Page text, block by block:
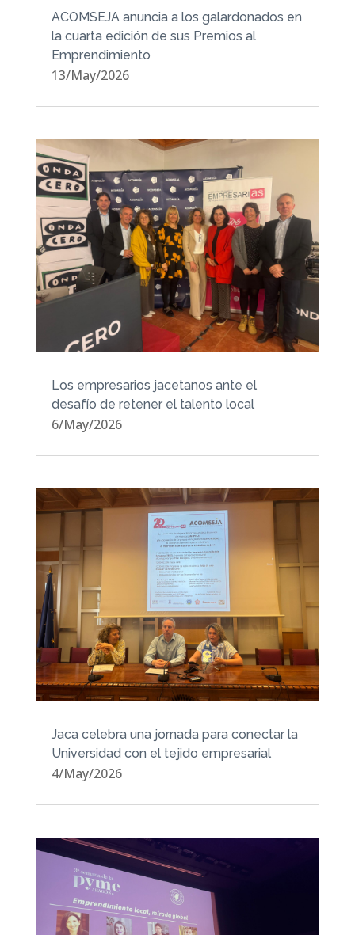
ACOMSEJA anuncia a los galardonados en
la cuarta edición de sus Premios al
Emprendimiento
13/May/2026
Los empresarios jacetanos ante el
desafío de retener el talento local
6/May/2026
Jaca celebra una jornada para conectar la
Universidad con el tejido empresarial
4/May/2026